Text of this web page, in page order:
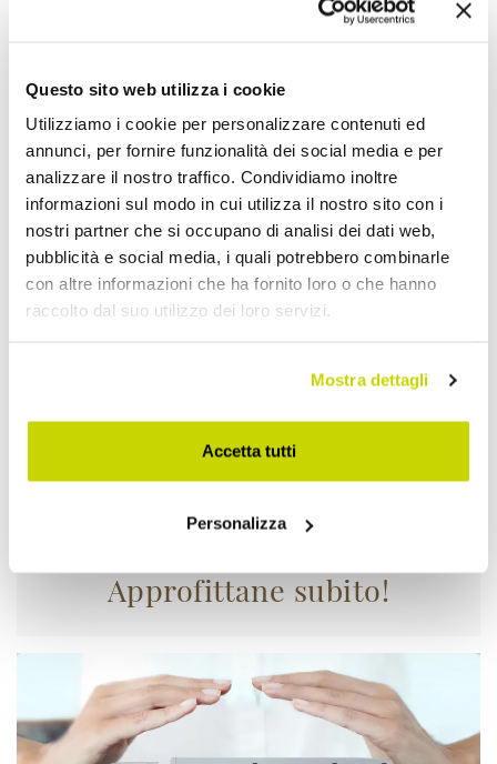
Questo sito web utilizza i cookie
Utilizziamo i cookie per personalizzare contenuti ed
annunci, per fornire funzionalità dei social media e per
analizzare il nostro traffico. Condividiamo inoltre
informazioni sul modo in cui utilizza il nostro sito con i
nostri partner che si occupano di analisi dei dati web,
pubblicità e social media, i quali potrebbero combinarle
con altre informazioni che ha fornito loro o che hanno
raccolto dal suo utilizzo dei loro servizi.
Mostra dettagli
Accetta tutti
Personalizza
Scrivanie di Design
Approfittane subito!